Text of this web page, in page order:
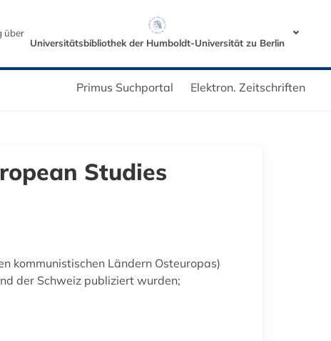
über
Universitätsbibliothek der Humboldt-Universität zu Berlin
Primus Suchportal Elektron. Zeitschriften
Studies
kommunistischen Ländern Osteuropas)
der Schweiz publiziert wurden;